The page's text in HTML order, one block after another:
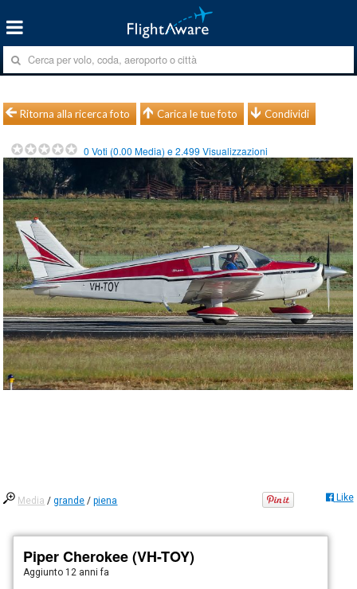
Ritorna alla ricerca foto Carica le tue foto Condividi
0 Voti (0.00 Media) e2.499 Visualizzazioni
Media /grande /piena Like
Piper Cherokee (VH-TOY)
Aggiunto 12 anni fa